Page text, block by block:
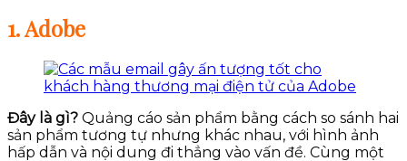
1. Adobe
Đây là gì? Quảng cáo sản phẩm bằng cách so sánh hai
sản phẩm tương tự nhưng khác nhau, với hình ảnh
hấp dẫn và nội dung đi thẳng vào vấn đề. Cùng một